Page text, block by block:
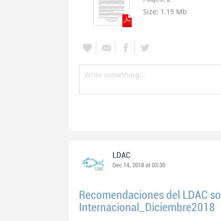
Size: 1.15 Mb
LDAC
Dec 14, 2018 at 03:30
Recomendaciones del LDAC
Internacional_Diciembre2018